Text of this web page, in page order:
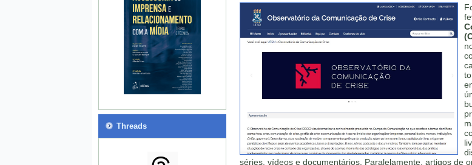
Threads
séries, vídeos e documentários. Paralelamente, artigos de